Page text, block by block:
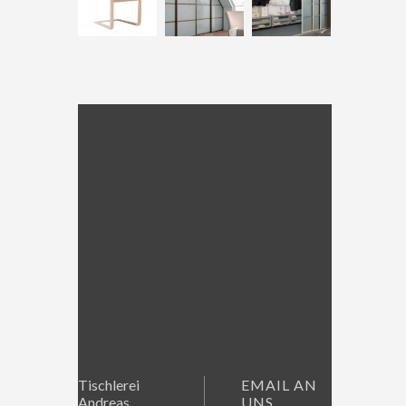
Tischlerei
Andreas
EMAIL AN
UNS